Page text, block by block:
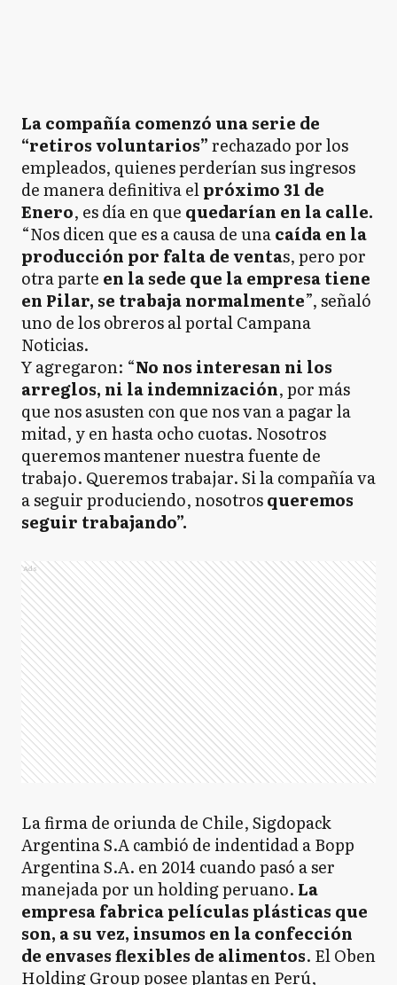
La compañía comenzó una serie de
“retiros voluntarios”rechazado por los
empleados, quienes perderían sus ingresos
de manera definitiva elpróximo 31 de
Enero, es día en que quedarían en la calle.
“Nos dicen que es a causa de unacaída en la
producción por falta de ventas, pero por
otra parte en la sede que la empresa tiene
en Pilar, se trabaja normalmente”, señaló
uno de los obreros al portal Campana
Noticias.
Y agregaron: “No nos interesan ni los
arreglos, ni la indemnización, por más
que nos asusten con que nos van a pagar la
mitad, y en hasta ocho cuotas. Nosotros
queremos mantener nuestra fuente de
trabajo. Queremos trabajar. Si la compañía va
a seguir produciendo, nosotrosqueremos
seguir trabajando”.
Ads
La firma de oriunda de Chile, Sigdopack
Argentina S.A cambió de indentidad a Bopp
Argentina S.A. en 2014 cuando pasó a ser
manejada por un holding peruano. La
empresa fabrica películas plásticas que
son, a su vez, insumos en la confección
de envases flexibles de alimentos. El Oben
Holding Group posee plantas en Perú,